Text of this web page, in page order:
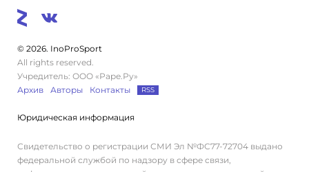
© 2026. InoProSport
All rights reserved.
Учредитель: ООО «Раре.Ру»
Архив
Авторы Контакты RSS
Юридическая информация
Свидетельство о регистрации СМИ Эл №ФС77-72704 выдано
федеральной службой по надзору в сфере связи,